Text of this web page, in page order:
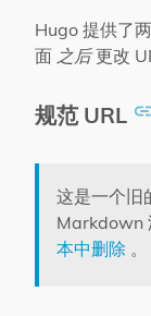
Hugo 提供了
面 之后更改
规范 URL
这是一个旧
Markdown
本中删除 。